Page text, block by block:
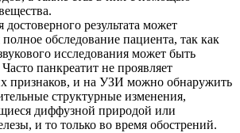
результата может
полное обследование пациента, так как
исследования может быть
панкреатит не проявляет
признаков, и на УЗИ можно обнаружить
структурные изменения,
диффузной природой или
и то только во время обострений.